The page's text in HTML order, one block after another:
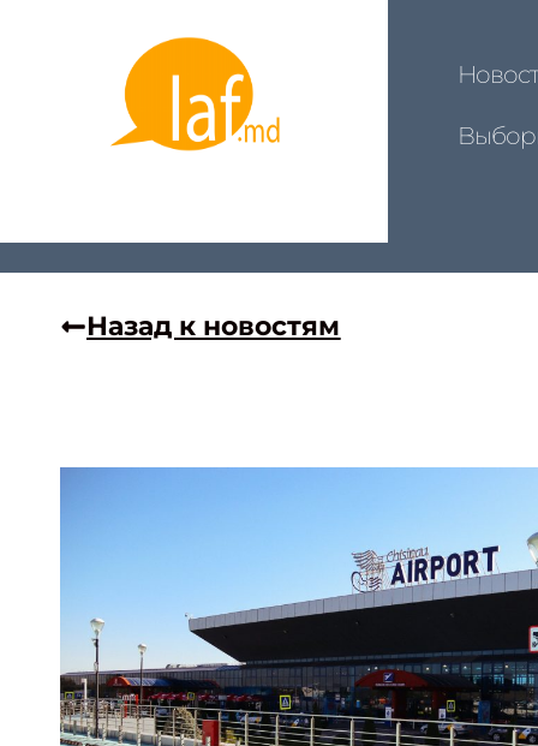
Назад к новостям